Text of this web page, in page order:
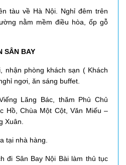
tàu về Hà Nội. Nghỉ đêm trên
nằm mềm điều hòa, ốp gỗ
SÂN BAY
nhận phòng khách sạn ( Khách
ngơi, ăn sáng buffet.
Lăng Bác, thăm Phủ Chủ
Hồ, Chùa Một Cột, Văn Miếu –
Xuân.
tại nhà hàng.
đi Sân Bay Nội Bài làm thủ tục